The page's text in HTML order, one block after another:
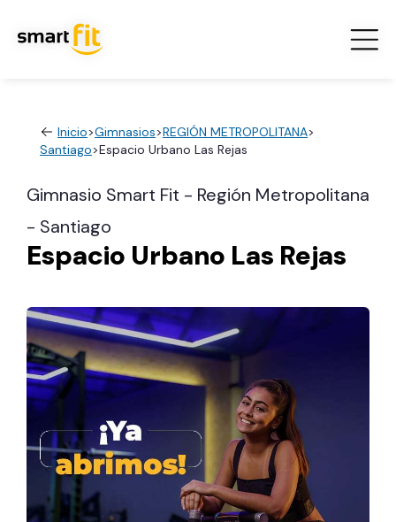
Inicio>Gimnasios>REGIÓN METROPOLITANA>
Santiago>Espacio Urbano Las Rejas
Gimnasio Smart Fit - Región Metropolitana
- Santiago
Espacio Urbano Las Rejas